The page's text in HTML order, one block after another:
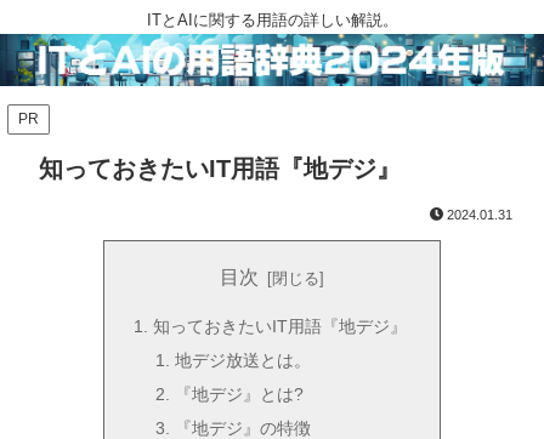
ITとAIに関する用語の詳しい解説。
PR
知っておきたいIT用語『地デジ』
2024.01.31
目次
知っておきたいIT用語『地デジ』
地デジ放送とは。
『地デジ』とは?
『地デジ』の特徴